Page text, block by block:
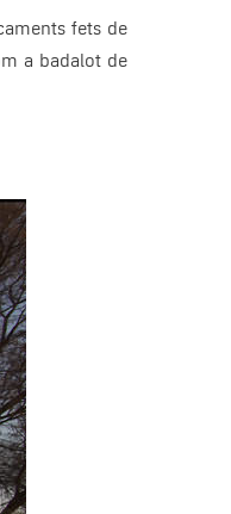
fets de
a badalot de